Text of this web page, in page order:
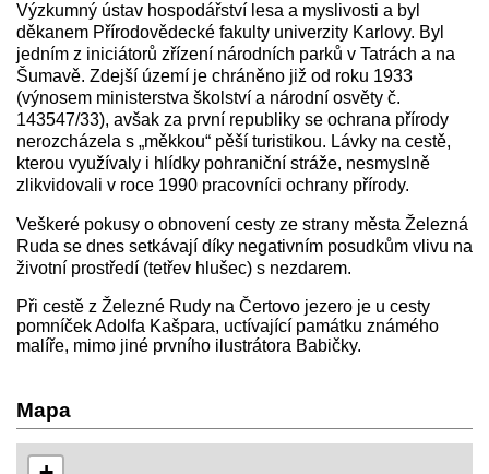
Výzkumný ústav hospodářství lesa a myslivosti a byl
děkanem Přírodovědecké fakulty univerzity Karlovy. Byl
jedním z iniciátorů zřízení národních parků v Tatrách a na
Šumavě. Zdejší území je chráněno již od roku 1933
(výnosem ministerstva školství a národní osvěty č.
143547/33), avšak za první republiky se ochrana přírody
nerozcházela s „měkkou“ pěší turistikou. Lávky na cestě,
kterou využívaly i hlídky pohraniční stráže, nesmyslně
zlikvidovali v roce 1990 pracovníci ochrany přírody.
Veškeré pokusy o obnovení cesty ze strany města Železná
Ruda se dnes setkávají díky negativním posudkům vlivu na
životní prostředí (tetřev hlušec) s nezdarem.
Při cestě z Železné Rudy na Čertovo jezero je u cesty
pomníček Adolfa Kašpara, uctívající památku známého
malíře, mimo jiné prvního ilustrátora Babičky.
Mapa